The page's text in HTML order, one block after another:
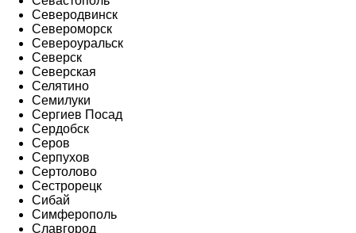
Северодвинск
Североморск
Североуральск
Северск
Северская
Селятино
Семилуки
Сергиев Посад
Сердобск
Серов
Серпухов
Сертолово
Сестрорецк
Сибай
Симферополь
Славгород